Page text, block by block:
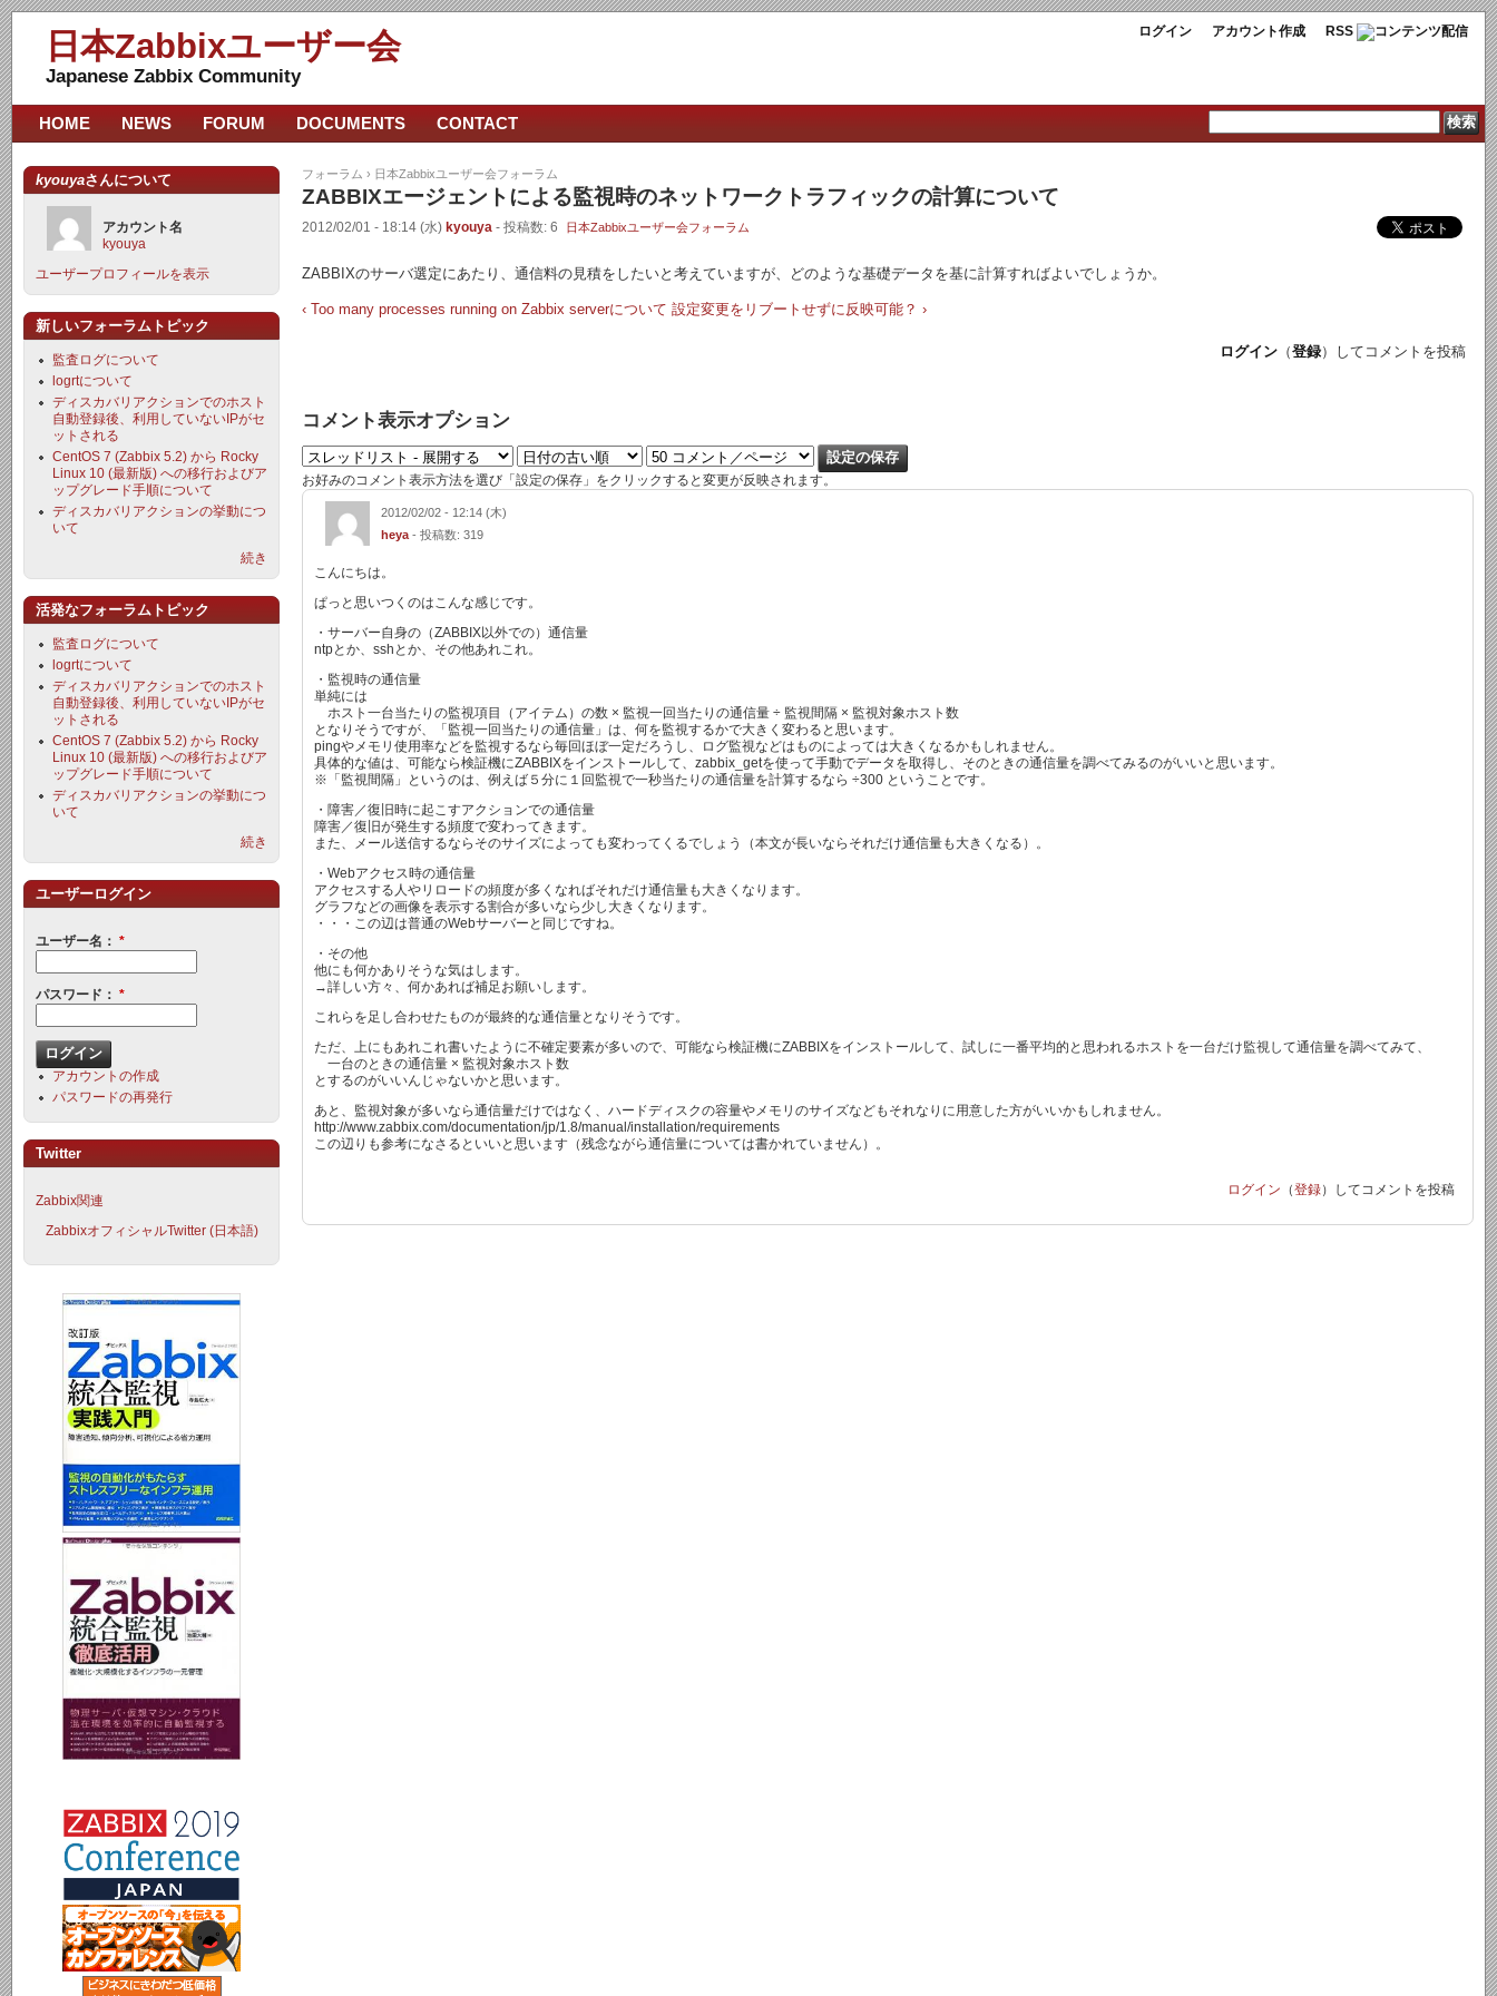
ログイン アカウント作成 RSS
日本Zabbixユーザー会
Japanese Zabbix Community
フォーラム › 日本Zabbixユーザー会フォーラム
ZABBIXエージェントによる監視時のネットワークトラフィックの計算について
2012/02/01 - 18:14 (水) kyouya - 投稿数: 6 日本Zabbixユーザー会フォーラム
ZABBIXのサーバ選定にあたり、通信料の見積をしたいと考えていますが、どのような基礎データを基に計算すればよいでしょうか。
‹ Too many processes running on Zabbix serverについて 設定変更をリブートせずに反映可能？ ›
ログイン （登録）してコメントを投稿
コメント表示オプション
お好みのコメント表示方法を選び「設定の保存」をクリックすると変更が反映されます。
2012/02/02 - 12:14 (木)
heya - 投稿数: 319
こんにちは。
ぱっと思いつくのはこんな感じです。
・サーバー自身の（ZABBIX以外での）通信量
ntpとか、sshとか、その他あれこれ。
・監視時の通信量
単純には
ホスト一台当たりの監視項目（アイテム）の数 × 監視一回当たりの通信量 ÷ 監視間隔 × 監視対象ホスト数
となりそうですが、「監視一回当たりの通信量」は、何を監視するかで大きく変わると思います。
pingやメモリ使用率などを監視するなら毎回ほぼ一定だろうし、ログ監視などはものによっては大きくなるかもしれません。
具体的な値は、可能なら検証機にZABBIXをインストールして、zabbix_getを使って手動でデータを取得し、そのときの通信量を調べてみるのがいいと思います。
※「監視間隔」というのは、例えば５分に１回監視で一秒当たりの通信量を計算するなら ÷300 ということです。
・障害／復旧時に起こすアクションでの通信量
障害／復旧が発生する頻度で変わってきます。
また、メール送信するならそのサイズによっても変わってくるでしょう（本文が長いならそれだけ通信量も大きくなる）。
・Webアクセス時の通信量
アクセスする人やリロードの頻度が多くなればそれだけ通信量も大きくなります。
グラフなどの画像を表示する割合が多いなら少し大きくなります。
・・・この辺は普通のWebサーバーと同じですね。
・その他
他にも何かありそうな気はします。
→詳しい方々、何かあれば補足お願いします。
これらを足し合わせたものが最終的な通信量となりそうです。
ただ、上にもあれこれ書いたように不確定要素が多いので、可能なら検証機にZABBIXをインストールして、試しに一番平均的と思われるホストを一台だけ監視して通信量を調べてみて、
一台のときの通信量 × 監視対象ホスト数
とするのがいいんじゃないかと思います。
あと、監視対象が多いなら通信量だけではなく、ハードディスクの容量やメモリのサイズなどもそれなりに用意した方がいいかもしれません。
http://www.zabbix.com/documentation/jp/1.8/manual/installation/requirements
この辺りも参考になさるといいと思います（残念ながら通信量については書かれていません）。
ログイン （登録）してコメントを投稿
HOME NEWS FORUM DOCUMENTS CONTACT
kyouyaさんについて
アカウント名
kyouya
ユーザープロフィールを表示
新しいフォーラムトピック
監査ログについて
logrtについて
ディスカバリアクションでのホスト
自動登録後、利用していないIPがセ
ットされる
CentOS 7 (Zabbix 5.2) から Rocky
Linux 10 (最新版) への移行およびア
ップグレード手順について
ディスカバリアクションの挙動につ
いて
続き
活発なフォーラムトピック
監査ログについて
logrtについて
ディスカバリアクションでのホスト
自動登録後、利用していないIPがセ
ットされる
CentOS 7 (Zabbix 5.2) から Rocky
Linux 10 (最新版) への移行およびア
ップグレード手順について
ディスカバリアクションの挙動につ
いて
続き
ユーザーログイン
ユーザー名： *
パスワード： *
アカウントの作成
パスワードの再発行
Twitter
Zabbix関連
ZabbixオフィシャルTwitter (日本語)